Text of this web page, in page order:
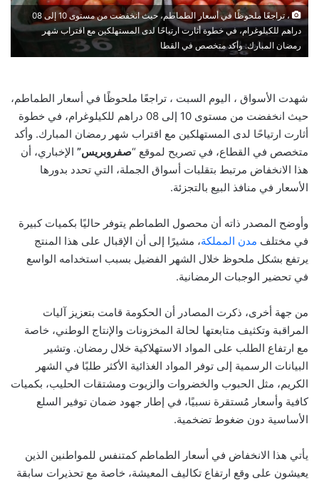
، تراجعًا ملحوظًا في أسعار الطماطم، حيث انخفضت من مستوى 10 إلى 08
دراهم للكيلوغرام، في خطوة أثارت ارتياحًا لدى المستهلكين مع اقتراب شهر
رمضان المبارك. وأكد متخصص في القطا
شهدت الأسواق ، اليوم السبت ، تراجعًا ملحوظًا في أسعار الطماطم،
حيث انخفضت من مستوى 10 إلى 08 دراهم للكيلوغرام، في خطوة
أثارت ارتياحًا لدى المستهلكين مع اقتراب شهر رمضان المبارك. وأكد
متخصص في القطاع، في تصريح لموقع “صفروبريس” الإخباري، أن
هذا الانخفاض مرتبط بتقلبات أسواق الجملة، التي تحدد بدورها
الأسعار في منافذ البيع بالتجزئة.
وأوضح المصدر ذاته أن محصول الطماطم يتوفر حاليًا بكميات كبيرة
في مختلف مدن المملكة، مشيرًا إلى أن الإقبال على هذا المنتج
يرتفع بشكل ملحوظ خلال الشهر الفضيل بسبب استخدامه الواسع
في تحضير الوجبات الرمضانية.
من جهة أخرى، ذكرت المصادر أن الحكومة قامت بتعزيز آليات
المراقبة وتكثيف متابعتها لحالة المخزونات والإنتاج الوطني، خاصة
مع ارتفاع الطلب على المواد الاستهلاكية خلال رمضان. وتشير
البيانات الرسمية إلى توفر المواد الغذائية الأكثر طلبًا في الشهر
الكريم، مثل الحبوب والخضروات والزيوت ومشتقات الحليب، بكميات
كافية وأسعار مُستقرة نسبيًا، في إطار جهود ضمان توفير السلع
الأساسية دون ضغوط تضخمية.
يأتي هذا الانخفاض في أسعار الطماطم كمتنفس للمواطنين الذين
يعيشون على وقع ارتفاع تكاليف المعيشة، خاصة مع تحذيرات سابقة